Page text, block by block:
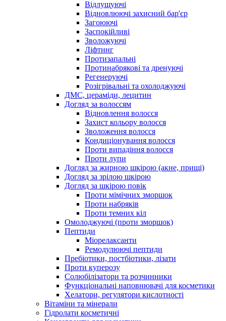
Відлущуючі
Відновлюючі захисний бар'єр
Загоюючі
Заспокійливі
Зволожуючі
Ліфтинг
Протизапальні
Протинабрякові та дренуючі
Регенеруючі
Розігрівальні та охолоджуючі
ДМС, цераміди, лецитин
Догляд за волоссям
Відновлення волосся
Захист кольору волосся
Зволоження волосся
Кондиціонування волосся
Проти випадіння волосся
Проти лупи
Догляд за жирною шкірою (акне, прищі)
Догляд за зрілою шкірою
Догляд за шкірою повік
Проти мімічних зморшок
Проти набряків
Проти темних кіл
Омолоджуючі (проти зморшок)
Пептиди
Міорелаксанти
Ремодулюючі пептиди
Пребіотики, постбіотики, лізати
Проти куперозу
Солюбілізатори та розчинники
Функціональні наповнювачі для косметики
Хелатори, регулятори кислотності
Вітаміни та мінерали
Гідролати косметичні